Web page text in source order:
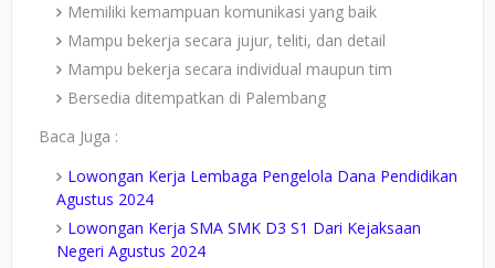
Memiliki kemampuan komunikasi yang baik
Mampu bekerja secara jujur, teliti, dan detail
Mampu bekerja secara individual maupun tim
Bersedia ditempatkan di Palembang
Baca Juga :
Lowongan Kerja Lembaga Pengelola Dana Pendidikan
Agustus 2024
Lowongan Kerja SMA SMK D3 S1 Dari Kejaksaan
Negeri Agustus 2024